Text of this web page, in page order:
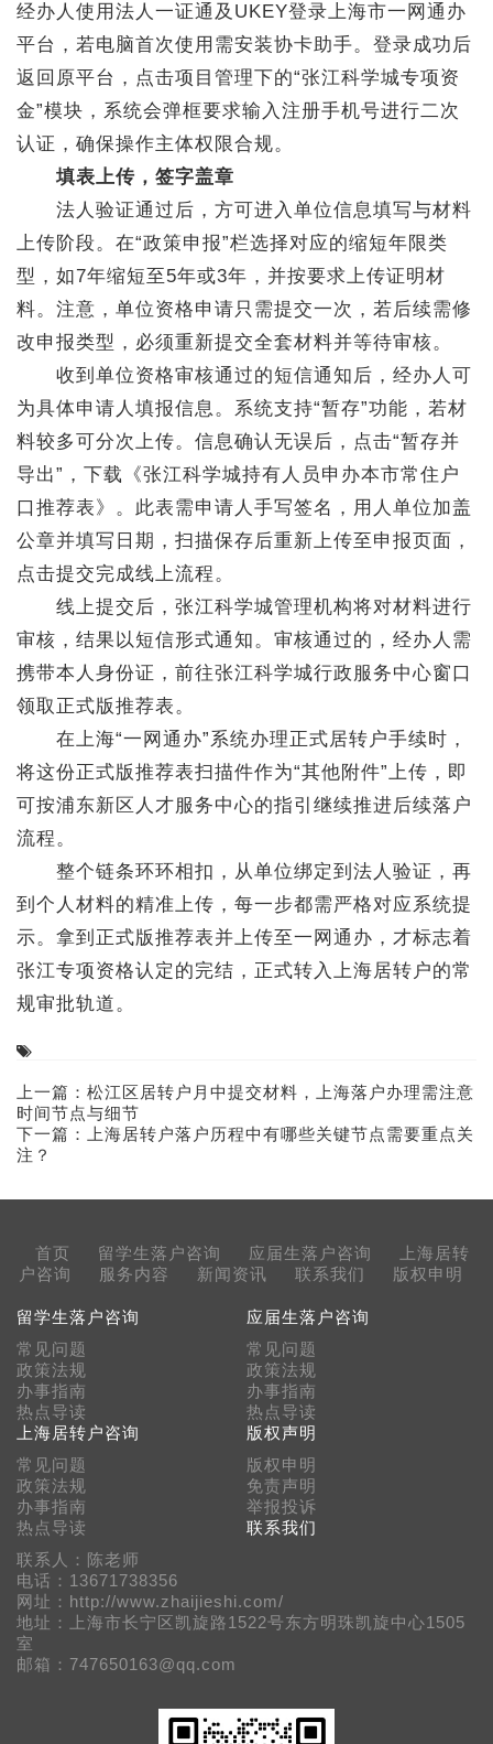
经办人使用法人一证通及UKEY登录上海市一网通办
平台，若电脑首次使用需安装协卡助手。登录成功后
返回原平台，点击项目管理下的“张江科学城专项资
金”模块，系统会弹框要求输入注册手机号进行二次
认证，确保操作主体权限合规。
填表上传，签字盖章
法人验证通过后，方可进入单位信息填写与材料
上传阶段。在“政策申报”栏选择对应的缩短年限类
型，如7年缩短至5年或3年，并按要求上传证明材
料。注意，单位资格申请只需提交一次，若后续需修
改申报类型，必须重新提交全套材料并等待审核。
收到单位资格审核通过的短信通知后，经办人可
为具体申请人填报信息。系统支持“暂存”功能，若材
料较多可分次上传。信息确认无误后，点击“暂存并
导出”，下载《张江科学城持有人员申办本市常住户
口推荐表》。此表需申请人手写签名，用人单位加盖
公章并填写日期，扫描保存后重新上传至申报页面，
点击提交完成线上流程。
线上提交后，张江科学城管理机构将对材料进行
审核，结果以短信形式通知。审核通过的，经办人需
携带本人身份证，前往张江科学城行政服务中心窗口
领取正式版推荐表。
在上海“一网通办”系统办理正式居转户手续时，
将这份正式版推荐表扫描件作为“其他附件”上传，即
可按浦东新区人才服务中心的指引继续推进后续落户
流程。
整个链条环环相扣，从单位绑定到法人验证，再
到个人材料的精准上传，每一步都需严格对应系统提
示。拿到正式版推荐表并上传至一网通办，才标志着
张江专项资格认定的完结，正式转入上海居转户的常
规审批轨道。
上一篇： 松江区居转户月中提交材料，上海落户办理需注意
时间节点与细节
下一篇：
上海居转户落户历程中有哪些关键节点需要重点关
注？
首页 留学生落户咨询 应届生落户咨询
上海居转
户咨询
服务内容 新闻资讯 联系我们 版权申明
留学生落户咨询
常见问题
政策法规
办事指南
热点导读
应届生落户咨询
常见问题
政策法规
办事指南
热点导读
上海居转户咨询
常见问题
政策法规
办事指南
热点导读
版权声明
版权申明
免责声明
举报投诉
联系我们
联系人：陈老师
电话：13671738356
网址：http://www.zhaijieshi.com/
地址：上海市长宁区凯旋路1522号东方明珠凯旋中心1505
室
邮箱：747650163@qq.com